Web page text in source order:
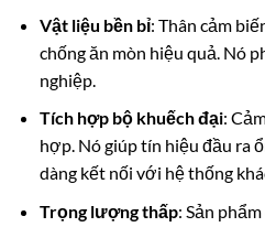
Vật liệu bền bỉ: Thân cảm
chống ăn mòn hiệu quả. Nó
nghiệp.
Tích hợp bộ khuếch đại:
hợp. Nó giúp tín hiệu đầu ra
dàng kết nối với hệ thống
Trọng lượng thấp: Sản